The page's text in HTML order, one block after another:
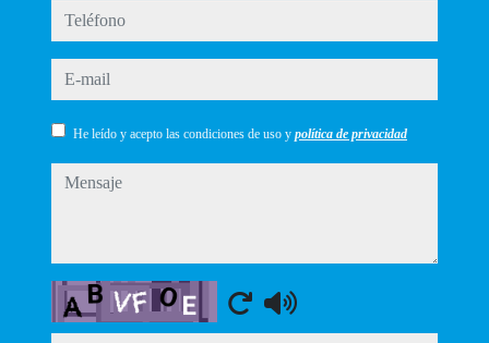
teléfono
e-mail
He leído y acepto las condiciones de uso y política de privacidad
mensaje
Captcha